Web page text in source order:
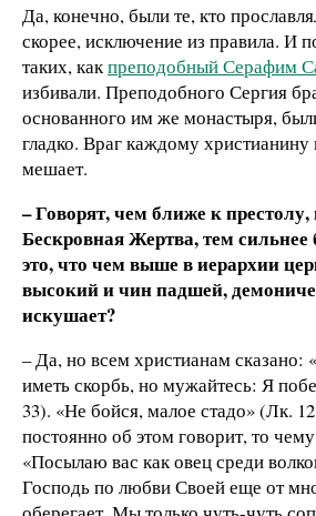
Да, конечно, были те, кто
скорее, исключение из правила. И
таких, какпреподобный Серафим
избивали. Преподобного Сергия
основанного им же монастыря,
гладко. Враг каждому христианину
мешает.
– Говорят, чем ближе к престолу,
Бескровная Жертва, тем сильнее
это, что чем выше в иерархии
высокий и чин падшей,
искушает?
– Да, но всем христианам сказано:
иметь скорбь, но мужайтесь: Я
33). «Не бойся, малое стадо» (Лк.
постоянно об этом говорит, то
«Посылаю вас как овец среди
Господь по любви Своей еще от